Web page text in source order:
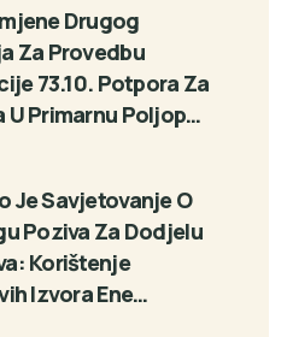
Drugog
Za Provedbu
73.10. Potpora Za
U Primarnu Poljop…
Je Savjetovanje O
Poziva Za Dodjelu
Korištenje
Izvora Ene…